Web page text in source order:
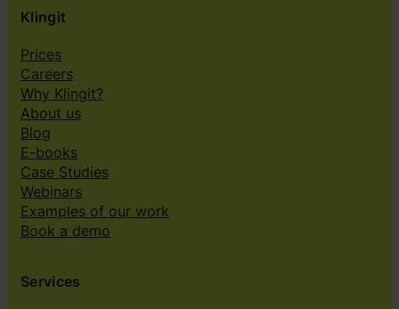
Klingit
Prices
Careers
Why Klingit?
About us
Blog
E-books
Case Studies
Webinars
Examples of our work
Book a demo
Services